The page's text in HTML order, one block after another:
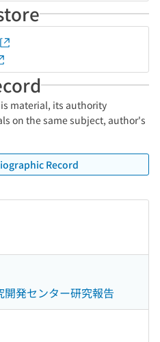
material, its authority
on the same subject, author's
Record
発センター研究報告